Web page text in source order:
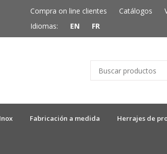
Compra on line clientes Catálogos
Idiomas:
EN FR
Fabricación a medida Herrajes de